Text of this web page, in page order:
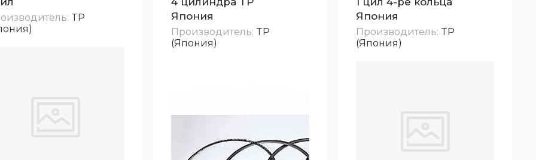
TP
Япония
Производитель: TP
(Япония)
Япония
Производитель: TP
(Япония)